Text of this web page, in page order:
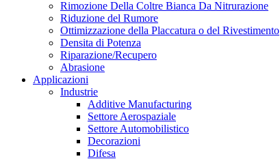
Rimozione Della Coltre Bianca Da Nitrurazione
Riduzione del Rumore
Ottimizzazione della Placcatura o del Rivestimento
Densita di Potenza
Riparazione/Recupero
Abrasione
Applicazioni
Industrie
Additive Manufacturing
Settore Aerospaziale
Settore Automobilistico
Decorazioni
Difesa